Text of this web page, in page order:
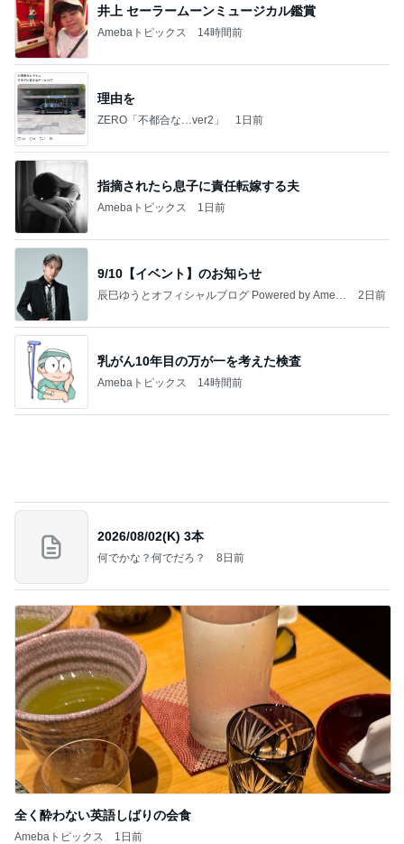
井上 セーラームーンミュージカル鑑賞
Amebaトピックス 14時間前
理由を
ZERO「不都合な…ver2」 1日前
指摘されたら息子に責任転嫁する夫
Amebaトピックス 1日前
9/10【イベント】のお知らせ
辰巳ゆうとオフィシャルブログ Powered by Ameb
2日前
乳がん10年目の万が一を考えた検査
Amebaトピックス 14時間前
2026/08/02(K) 3本
何でかな？何でだろ？ 8日前
全く酔わない英語しばりの会食
Amebaトピックス 1日前